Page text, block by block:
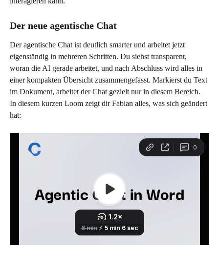
Der neue agentische Chat
Der agentische Chat ist deutlich smarter und arbeitet jetzt
eigenständig in mehreren Schritten. Du siehst transparent,
woran die AI gerade arbeitet, und nach Abschluss wird alles in
einer kompakten Übersicht zusammengefasst. Markierst du Text
im Dokument, arbeitet der Chat gezielt nur in diesem Bereich.
In diesem kurzen Loom zeigt dir Fabian alles, was sich geändert
hat: